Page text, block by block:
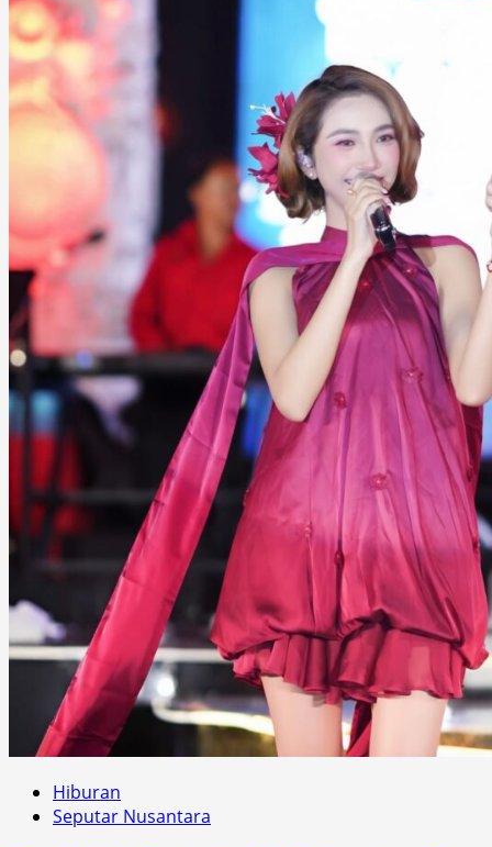
Hiburan
Seputar Nusantara